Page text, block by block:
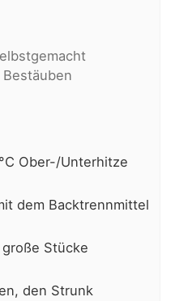
Bestäuben
Ober-/Unterhitze
dem Backtrennmittel
Stücke
den Strunk